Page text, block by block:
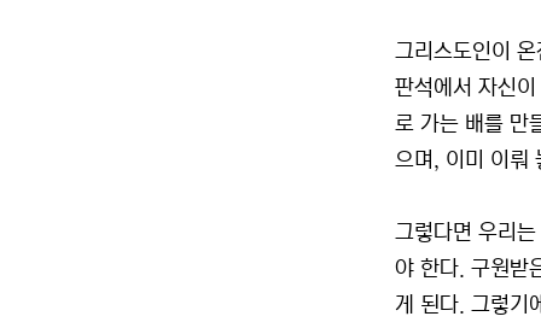
그리스도인이
판석에서 자신
로 가는 배를 만
으며, 이미 이뤄
그렇다면 우리
야 한다. 구원받
게 된다. 그렇기